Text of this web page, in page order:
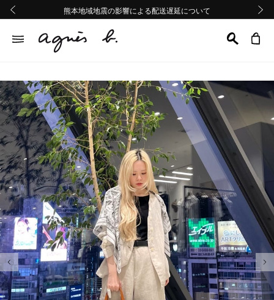
熊本地域地震の影響による配送遅延について
Summer Sale 2buy10%OFF!!
台風13号の影響による配送遅延について
熊本地域地震の影響による配送遅延について
Summer Sale 2buy10%OFF!!
前の画像